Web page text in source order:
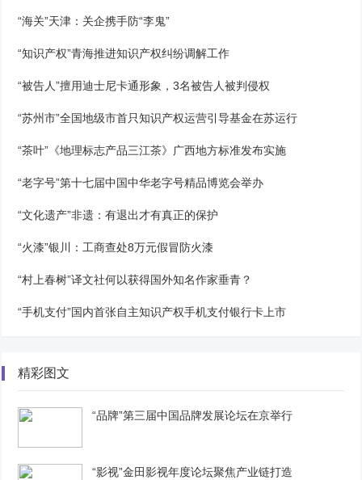
“海关”天津：关企携手防“李鬼”
“知识产权”青海推进知识产权纠纷调解工作
“被告人”擅用迪士尼卡通形象，3名被告人被判侵权
“苏州市”全国地级市首只知识产权运营引导基金在苏运行
“茶叶”《地理标志产品三江茶》广西地方标准发布实施
“老字号”第十七届中国中华老字号精品博览会举办
“文化遗产”非遗：有退出才有真正的保护
“火漆”银川：工商查处8万元假冒防火漆
“村上春树”译文社何以获得国外知名作家垂青？
“手机支付”国内首张自主知识产权手机支付银行卡上市
精彩图文
“品牌”第三届中国品牌发展论坛在京举行
“影视”金田影视年度论坛聚焦产业链打造